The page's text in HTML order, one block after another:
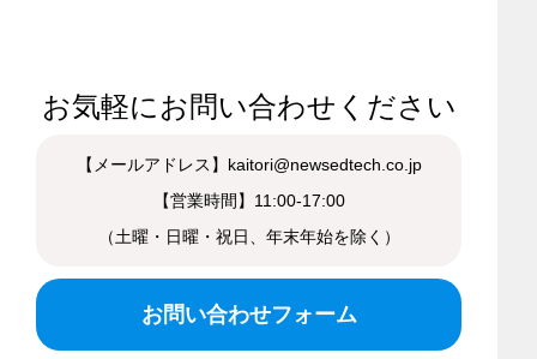
お気軽にお問い合わせください
【メールアドレス】kaitori@newsedtech.co.jp
【営業時間】11:00-17:00
（土曜・日曜・祝日、年末年始を除く）
お問い合わせフォーム